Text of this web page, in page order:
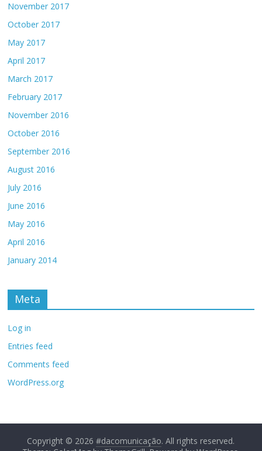
November 2017
October 2017
May 2017
April 2017
March 2017
February 2017
November 2016
October 2016
September 2016
August 2016
July 2016
June 2016
May 2016
April 2016
January 2014
Meta
Log in
Entries feed
Comments feed
WordPress.org
Copyright © 2026#dacomunicação. All rights reserved.